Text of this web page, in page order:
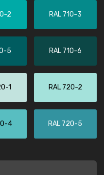
2 RAL 710-3
5 RAL 710-6
1 RAL 720-2
4 RAL 720-5